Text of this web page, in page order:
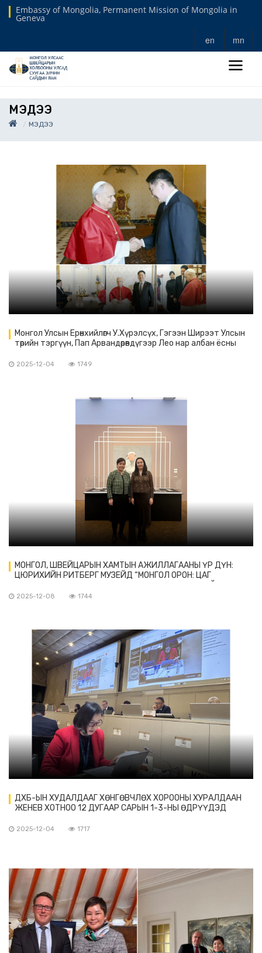
Embassy of Mongolia, Permanent Mission of Mongolia in
Geneva
en mn
МЭДЭЭ
МЭДЭЭ
Монгол Улсын Ерөнхийлөгч У.Хүрэлсүх, Гэгээн Ширээт Улсын
төрийн тэргүүн, Пап Арвандөрөвдүгээр Лео нар албан ёсны
2025-12-04 1749
МОНГОЛ, ШВЕЙЦАРЫН ХАМТЫН АЖИЛЛАГААНЫ ҮР ДҮН:
ЦЮРИХИЙН РИТБЕРГ МУЗЕЙД “МОНГОЛ ОРОН: ЦАГ
2025-12-08 1744
ДХБ-ЫН ХУДАЛДААГ ХӨНГӨВЧЛӨХ ХОРООНЫ ХУРАЛДААН
ЖЕНЕВ ХОТНОО 12 ДУГААР САРЫН 1-3-НЫ ӨДРҮҮДЭД
2025-12-04 1717